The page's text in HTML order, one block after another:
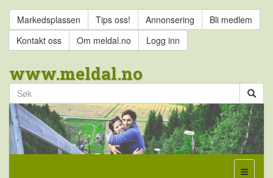
Markedsplassen Tips oss! Annonsering
Bli medlem
Kontakt oss
Om meldal.no Logg inn
www.meldal.no